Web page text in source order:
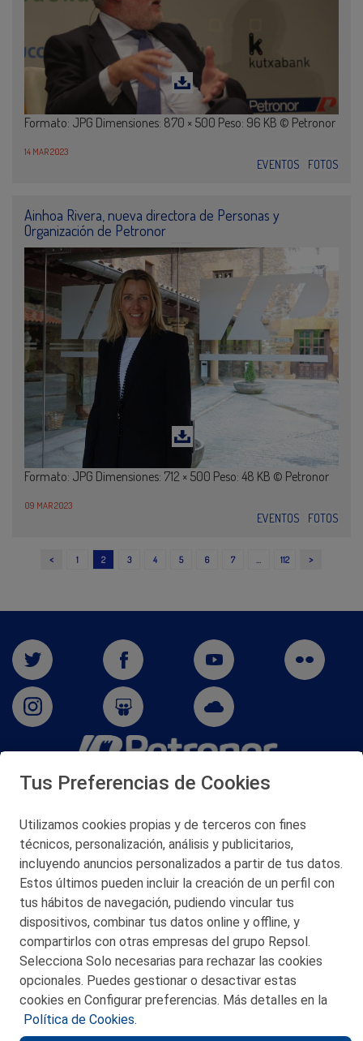
Formato: JPG Dimensiones: 870 × 500 Peso: 96 KB © Petronor
14 MAR 2023
EVENTOS FOTOS
Ainhoa Rivera, nueva directora de Personas y
Organización de Petronor
Formato: JPG Dimensiones: 712 × 500 Peso: 48 KB © Petronor
09 MAR 2023
EVENTOS FOTOS
< 1 2 3 4 5 6 7 … 112 >
San Martín 5-Edificio Muñatones,
© 2026 Petronor S.A.
CONTACTO
MAPA WEB
POLITICA DE PRIVACIDAD
Tus Preferencias de Cookies
Utilizamos cookies propias y de terceros con fines
técnicos, personalización, análisis y publicitarios,
incluyendo anuncios personalizados a partir de tus datos.
Estos últimos pueden incluir la creación de un perfil con
tus hábitos de navegación, pudiendo vincular tus
dispositivos, combinar tus datos online y offline, y
compartirlos con otras empresas del grupo Repsol.
Selecciona Solo necesarias para rechazar las cookies
opcionales. Puedes gestionar o desactivar estas
cookies en Configurar preferencias. Más detalles en la
Política de Cookies.